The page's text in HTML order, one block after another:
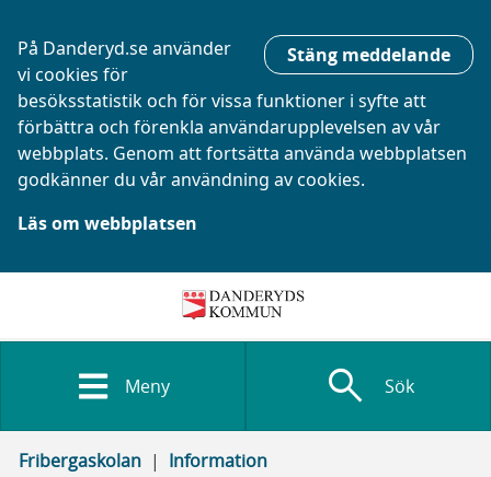
Stäng meddelande
På Danderyd.se använder
vi cookies för
besöksstatistik och för vissa funktioner i syfte att
förbättra och förenkla användarupplevelsen av vår
webbplats. Genom att fortsätta använda webbplatsen
godkänner du vår användning av cookies.
Läs om webbplatsen
Meny search Sök
Fribergaskolan
Information